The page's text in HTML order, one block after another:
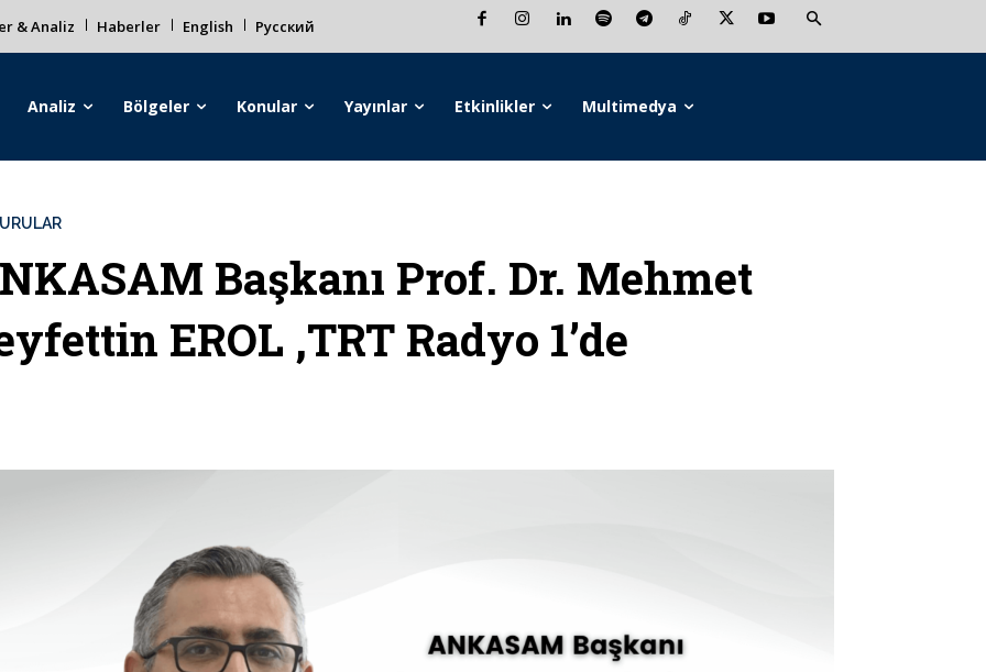
& Analiz Haberler English Русский
Analiz Bölgeler Konular Yayınlar Etkinlikler Multimedya
Başkanı Prof. Dr. Mehmet
EROL ,TRT Radyo 1’de